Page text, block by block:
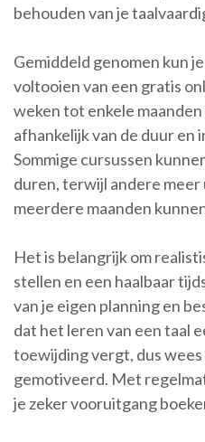
behouden van je
Gemiddeld genomen kun
voltooien van een gratis
weken tot enkele maanden
afhankelijk van de duur en
Sommige cursussen
duren, terwijl andere
meerdere maanden
Het is belangrijk om
stellen en een haalbaar
van je eigen planning en
dat het leren van een taal
toewijding vergt, dus
gemotiveerd. Met
je zeker vooruitgang